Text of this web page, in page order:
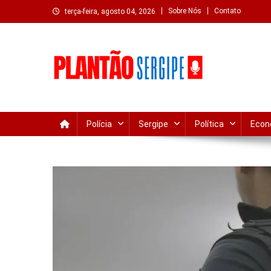
to
terça-feira, agosto 04, 2026 Sobre Nós Contato
Polícia Sergipe Política